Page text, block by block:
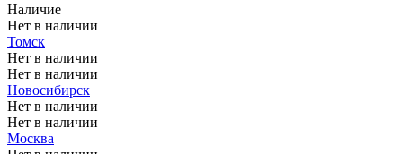
Наличие
Нет в наличии
Томск
Нет в наличии
Нет в наличии
Новосибирск
Нет в наличии
Нет в наличии
Москва